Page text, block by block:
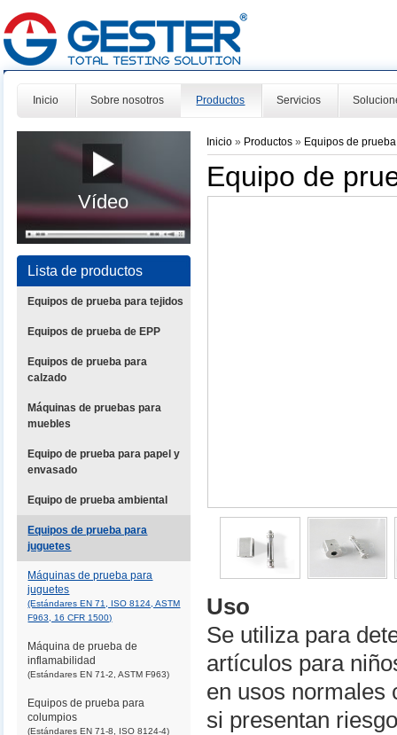
Inicio Sobre nosotros Productos Servicios
Vídeo
Lista de productos
Equipos de prueba para tejidos
Equipos de prueba de EPP
Equipos de prueba para
calzado
Máquinas de pruebas para
muebles
Equipo de prueba para papel y
envasado
Equipo de prueba ambiental
Equipos de prueba para
juguetes
Máquinas de prueba para
juguetes
(Estándares EN 71, ISO 8124, ASTM
F963, 16 CFR 1500)
Máquina de prueba de
inflamabilidad
(Estándares EN 71-2, ASTM F963)
Equipos de prueba para
columpios
(Estándares EN 71-8, ISO 8124-4)
Inicio » Productos» Equipos de
Equipo de
Uso
Se utiliza para
artículos para
en usos normales
si presentan